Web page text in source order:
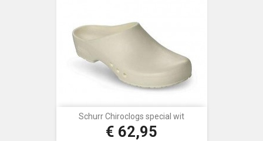
Schurr Chiroclogs special wit
Prijs
€ 62,95